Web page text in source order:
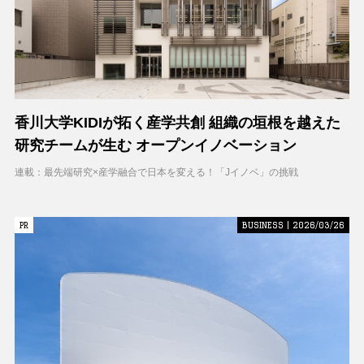
香川大学KIDIが拓く産学共創 組織の垣根を越えた
研究チームが生む オープンイノベーション
連載：最先端研究×産学融合で日本を変える！「Jイノベ」の挑戦
PR
PR BUSINESS | 2026/03/26